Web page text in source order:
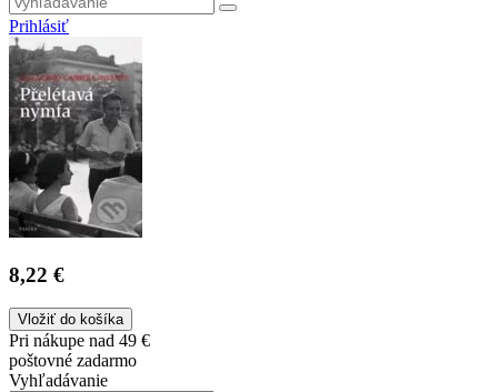
Prihlásiť
8,22 €
Vložiť do košíka
Pri nákupe nad 49 €
poštovné zadarmo
Vyhľadávanie